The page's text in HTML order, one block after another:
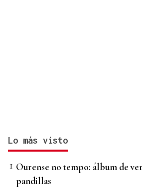
Lo más visto
Ourense no tempo: álbum de
pandillas